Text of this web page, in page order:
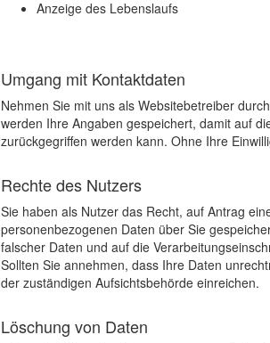
Anzeige des Lebenslaufs
Umgang mit Kontaktdaten
Nehmen Sie mit uns als Websitebetreiber
werden Ihre Angaben gespeichert, damit auf
zurückgegriffen werden kann. Ohne Ihre
Rechte des Nutzers
Sie haben als Nutzer das Recht, auf Antrag
personenbezogenen Daten über Sie
falscher Daten und auf die
Sollten Sie annehmen, dass Ihre Daten
der zuständigen Aufsichtsbehörde einreichen.
Löschung von Daten